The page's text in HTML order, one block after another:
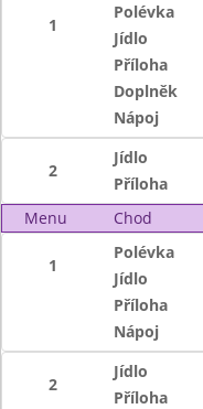
1
Polévka
Jídlo
Příloha
Doplněk
Nápoj
2
Jídlo
Příloha
Menu
Chod
1
Polévka
Jídlo
Příloha
Nápoj
2
Jídlo
Příloha